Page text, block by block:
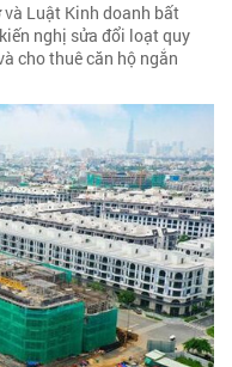
Luật Kinh doanh bất
nghị sửa đổi loạt quy
cho thuê căn hộ ngắn